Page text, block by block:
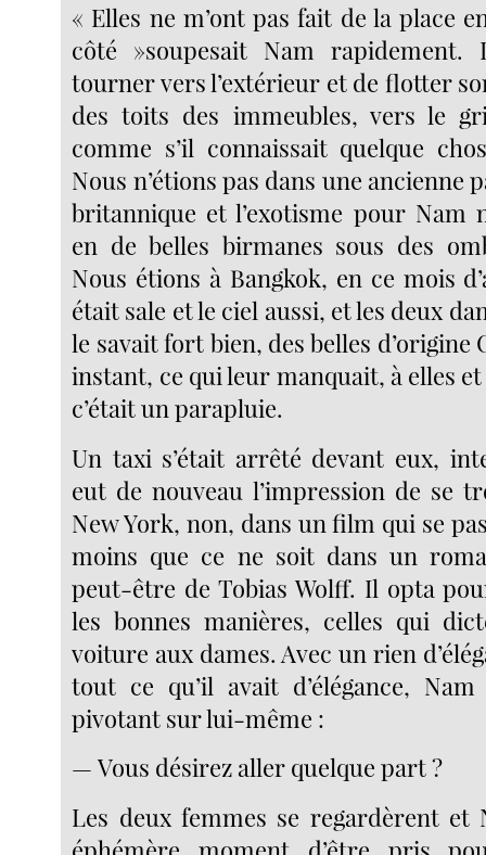
« Elles ne m’ont pas fait de la place
côté »soupesait Nam
tourner vers l’extérieur et de flotter
des toits des immeubles, vers le
comme s’il connaissait quelque
Nous n’étions pas dans une ancienne
britannique et l’exotisme pour Nam
en de belles birmanes sous des
Nous étions à Bangkok, en ce mois
était sale et le ciel aussi, et les deux
le savait fort bien, des belles d’origine
instant, ce qui leur manquait, à elles
c’était un parapluie.
Un taxi s’était arrêté devant eux,
eut de nouveau l’impression de se
New York, non, dans un film qui se
moins que ce ne soit dans un
peut-être de Tobias Wolff. Il opta
les bonnes manières, celles qui
voiture aux dames. Avec un rien
tout ce qu’il avait d’élégance,
pivotant sur lui-même :
— Vous désirez aller quelque part ?
Les deux femmes se regardèrent et